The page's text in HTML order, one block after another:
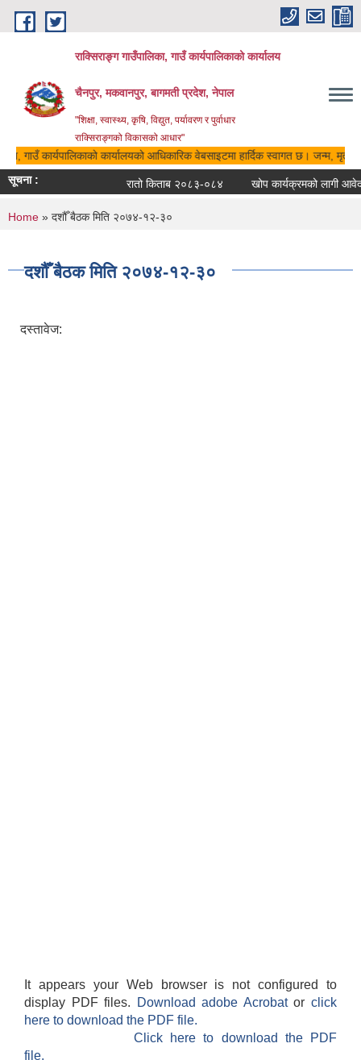
Skip to main content
राक्सिराङ्ग गाउँपालिका, गाउँ कार्यपालिकाको कार्यालय
चैनपुर, मकवानपुर, बागमती प्रदेश, नेपाल
"शिक्षा, स्वास्थ्य, कृषि, विद्युत, पर्यावरण र पुर्वाधार
राक्सिराङ्गको विकासको आधार"
गाउँ कार्यपालिकाको कार्यालयको आधिकारिक वेबसाइटमा हार्दिक स्वागत छ। जन्म,
सूचना :
रातो किताब २०८३-०८४ खोप कार्यक्रमको लागी
You are here
Home » दशौँ बैठक मिति २०७४-१२-३०
दशौँ बैठक मिति २०७४-१२-३०
दस्तावेज:
It appears your Web browser is not configured to
display PDF files.
Download adobe Acrobatorclick
here to download the PDF file.
Click here to download the PDF
file.